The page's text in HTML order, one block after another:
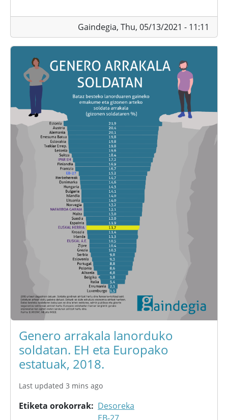
Gaindegia, Thu, 05/13/2021 - 11:11
Genero arrakala lanorduko
soldatan. EH eta Europako
estatuak, 2018.
Last updated 3 mins ago
Etiketa orokorrak
Desoreka